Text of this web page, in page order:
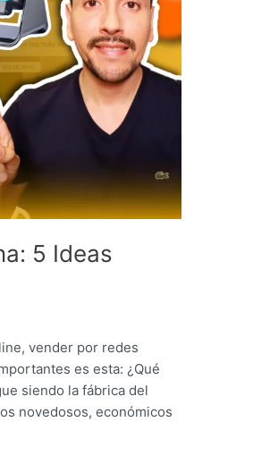
5 Ideas
vender por redes
es esta: ¿Qué
siendo la fábrica del
novedosos, económicos